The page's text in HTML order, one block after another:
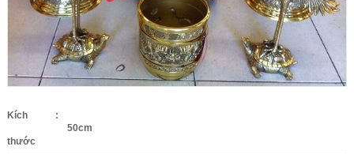
Kích
thước
:
50cm